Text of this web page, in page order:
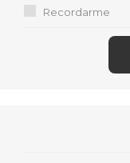
Recordarme